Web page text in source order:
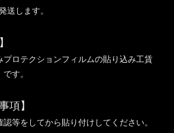
送します。
プロテクションフィルムの貼り込み工賃
す。
項】
等をしてから貼り付けしてください。